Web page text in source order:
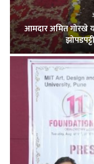
आमदार अमित गोरखे